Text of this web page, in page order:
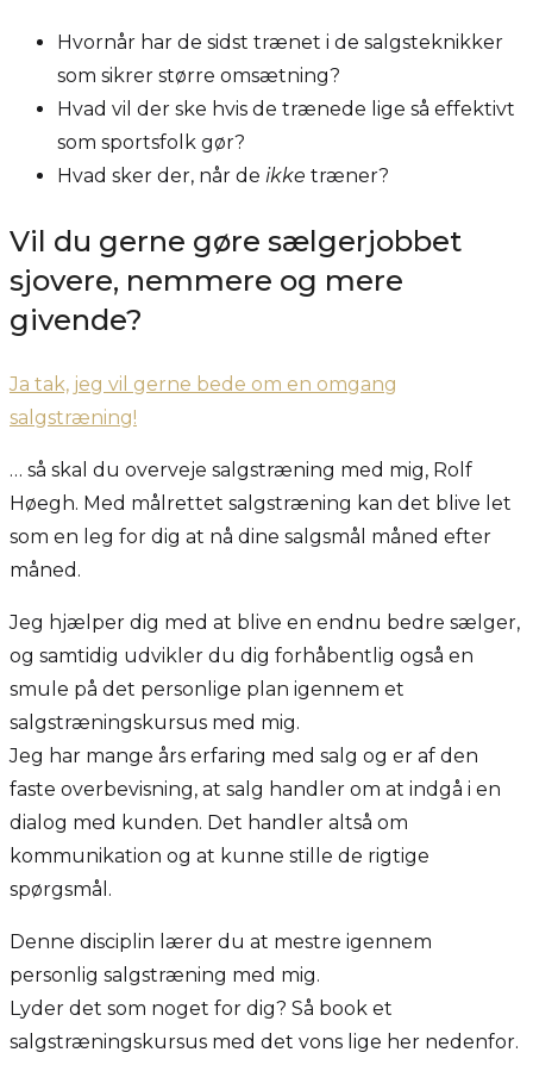
Hvornår har de sidst trænet i de salgsteknikker
som sikrer større omsætning?
Hvad vil der ske hvis de trænede lige så effektivt
som sportsfolk gør?
Hvad sker der, når de ikke træner?
Vil du gerne gøre sælgerjobbet
sjovere, nemmere og mere
givende?
Ja tak, jeg vil gerne bede om en omgang
salgstræning!
… så skal du overveje salgstræning med mig, Rolf
Høegh. Med målrettet salgstræning kan det blive let
som en leg for dig at nå dine salgsmål måned efter
måned.
Jeg hjælper dig med at blive en endnu bedre sælger,
og samtidig udvikler du dig forhåbentlig også en
smule på det personlige plan igennem et
salgstræningskursus med mig.
Jeg har mange års erfaring med salg og er af den
faste overbevisning, at salg handler om at indgå i en
dialog med kunden. Det handler altså om
kommunikation og at kunne stille de rigtige
spørgsmål.
Denne disciplin lærer du at mestre igennem
personlig salgstræning med mig.
Lyder det som noget for dig? Så book et
salgstræningskursus med det vons lige her nedenfor.